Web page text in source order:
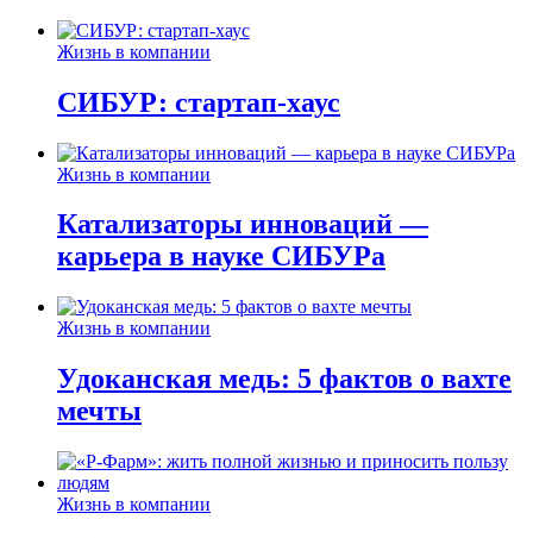
Жизнь в компании
СИБУР: стартап-хаус
Жизнь в компании
Катализаторы инноваций —
карьера в науке СИБУРа
Жизнь в компании
Удоканская медь: 5 фактов о вахте
мечты
Жизнь в компании